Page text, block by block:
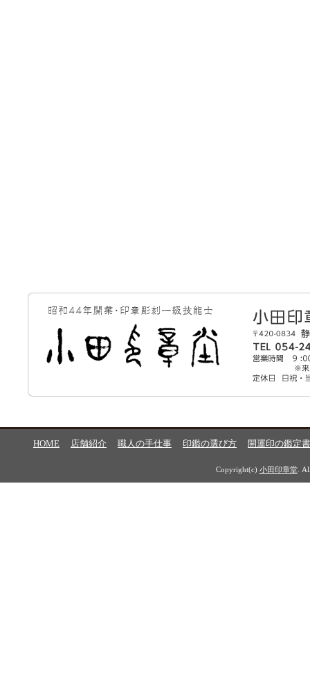
HOME 店舗紹介 職人の手仕事 印鑑の選び方 開運印の鑑定書
Copyright(c) 小田印章堂.